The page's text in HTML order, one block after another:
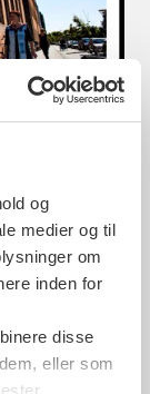
og
medier og til
om
inden for
disse
eller som